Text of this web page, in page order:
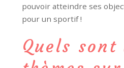
pouvoir atteindre ses
pour un sportif !
Quels sont